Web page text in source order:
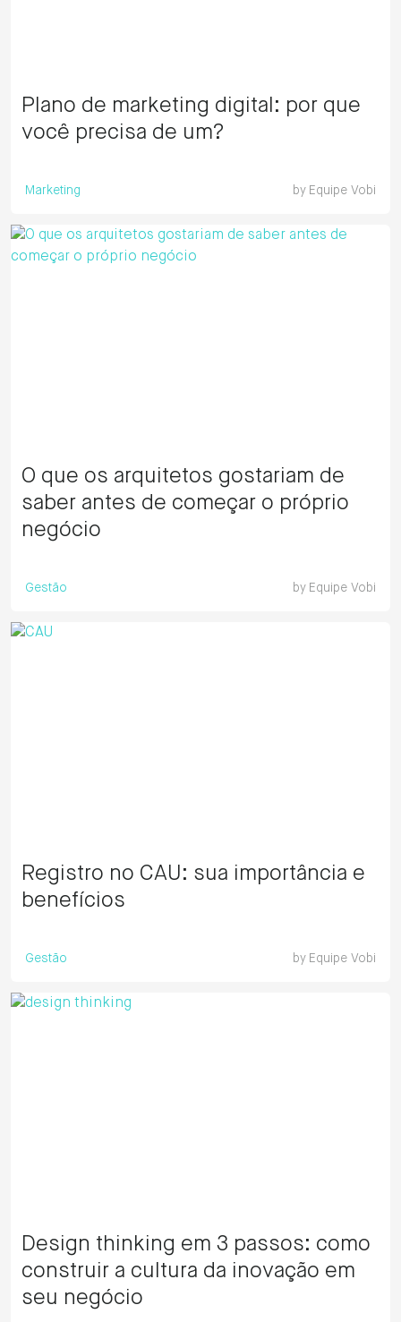
Plano de marketing digital: por que
você precisa de um?
Marketing by Equipe Vobi
O que os arquitetos gostariam de
saber antes de começar o próprio
negócio
Gestão by Equipe Vobi
Registro no CAU: sua importância e
benefícios
Gestão by Equipe Vobi
Design thinking em 3 passos: como
construir a cultura da inovação em
seu negócio